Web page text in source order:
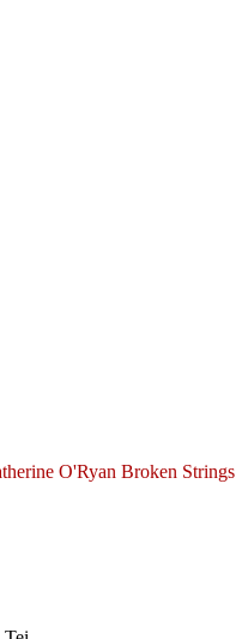
O'Ryan Broken Strings